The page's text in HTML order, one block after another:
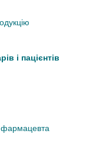
і пацієнтів
фармацевта